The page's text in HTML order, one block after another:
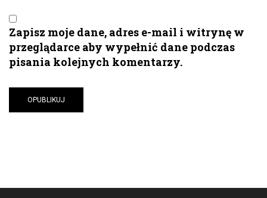
Zapisz moje dane, adres e-mail i witrynę w
przeglądarce aby wypełnić dane podczas
pisania kolejnych komentarzy.